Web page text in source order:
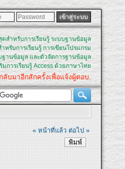
สำหรับการเรียนรู้ ระบบฐานข้อมูล
หรับการเรียนรู้ การเขียนโปรแกรม
ฐานข้อมูล และตัวจัดการฐานข้อมูล
มการเรียนรู้ Access ด้วยภาษาไทย
สักครั้งเพื่อแจ้งผู้ตอบ.
« หน้าที่แล้ว ต่อไป »
พิมพ์